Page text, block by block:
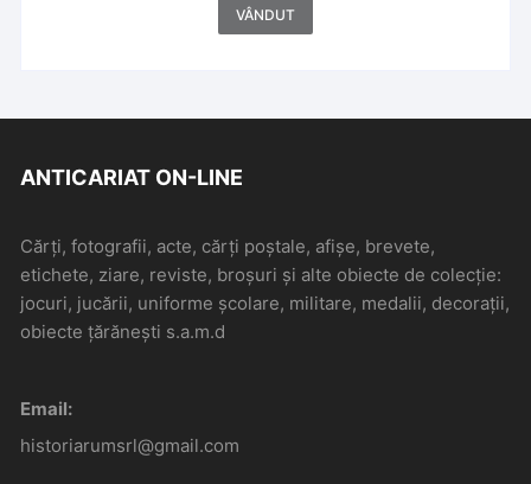
VÂNDUT
ANTICARIAT ON-LINE
Cărți, fotografii, acte, cărți poștale, afișe, brevete,
etichete, ziare, reviste, broșuri și alte obiecte de colecție:
jocuri, jucării, uniforme școlare, militare, medalii, decorații,
obiecte țărănești s.a.m.d
Email:
historiarumsrl@gmail.com